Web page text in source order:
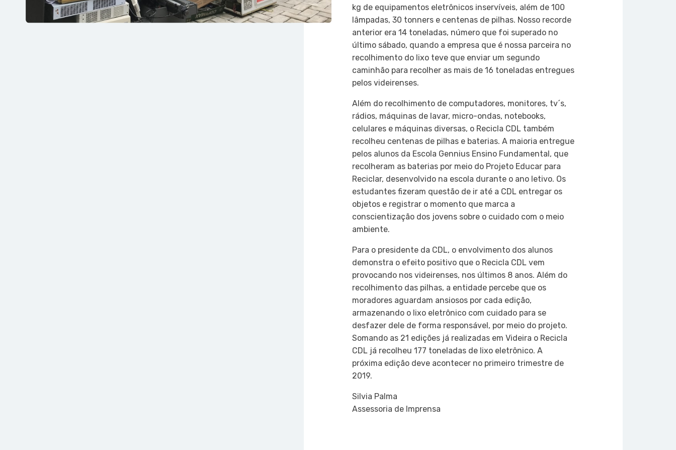
kg de equipamentos eletrônicos inservíveis, além de 100
lâmpadas, 30 tonners e centenas de pilhas. Nosso recorde
anterior era 14 toneladas, número que foi superado no
último sábado, quando a empresa que é nossa parceira no
recolhimento do lixo teve que enviar um segundo
caminhão para recolher as mais de 16 toneladas entregues
pelos videirenses.
Além do recolhimento de computadores, monitores, tv´s,
rádios, máquinas de lavar, micro-ondas, notebooks,
celulares e máquinas diversas, o Recicla CDL também
recolheu centenas de pilhas e baterias. A maioria entregue
pelos alunos da Escola Gennius Ensino Fundamental, que
recolheram as baterias por meio do Projeto Educar para
Reciclar, desenvolvido na escola durante o ano letivo. Os
estudantes fizeram questão de ir até a CDL entregar os
objetos e registrar o momento que marca a
conscientização dos jovens sobre o cuidado com o meio
ambiente.
Para o presidente da CDL, o envolvimento dos alunos
demonstra o efeito positivo que o Recicla CDL vem
provocando nos videirenses, nos últimos 8 anos. Além do
recolhimento das pilhas, a entidade percebe que os
moradores aguardam ansiosos por cada edição,
armazenando o lixo eletrônico com cuidado para se
desfazer dele de forma responsável, por meio do projeto.
Somando as 21 edições já realizadas em Videira o Recicla
CDL já recolheu 177 toneladas de lixo eletrônico. A
próxima edição deve acontecer no primeiro trimestre de
2019.
Silvia Palma
Assessoria de Imprensa